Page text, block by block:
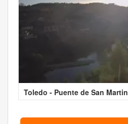
Toledo - Puente de San Martin